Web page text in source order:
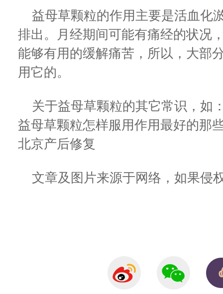
益母草颗粒的作用主要是活血化
排出。月经期间可能有痛经的状况
能够有用的缓解痛苦，所以，大部
用它的。
关于益母草颗粒的其它常识，如
益母草颗粒怎样服用作用最好的那
北京产后修复
文章及图片来源于网络，如果侵